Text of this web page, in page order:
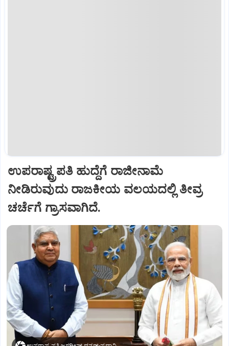
ಉಪರಾಷ್ಟ್ರಪತಿ ಹುದ್ದೆಗೆ ರಾಜೀನಾಮೆ
ನೀಡಿರುವುದು ರಾಜಕೀಯ ವಲಯದಲ್ಲಿ ತೀವ್ರ
ಚರ್ಚೆಗೆ ಗ್ರಾಸವಾಗಿದೆ.